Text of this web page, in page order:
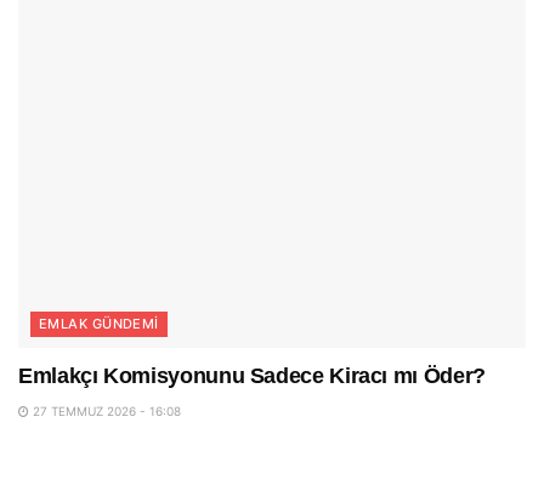
EMLAK GÜNDEMI
Emlakçı Komisyonunu Sadece Kiracı mı Öder?
27 TEMMUZ 2026 - 16:08